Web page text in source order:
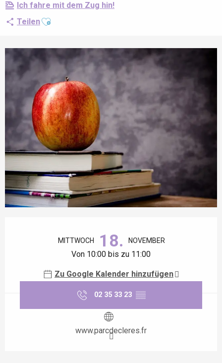
Ich fahre mit dem Zug hin!
TeilenAjouter aux favoris
MITTWOCH 18. NOVEMBER
Von 10:00 bis zu 11:00
Zu Google Kalender hinzufügen
02 35 33 23 ▒▒
www.parcdecleres.fr